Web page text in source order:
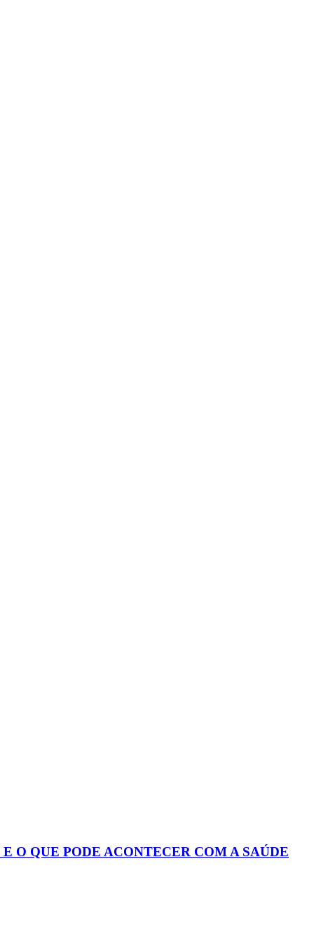
O QUE PODE ACONTECER COM A SAÚDE